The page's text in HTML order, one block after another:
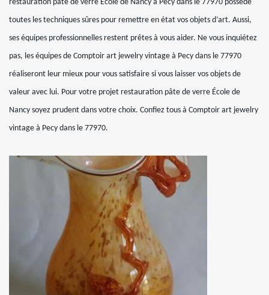
restauration pâte de verre École de Nancy à Pecy dans le 77970 possède
toutes les techniques sûres pour remettre en état vos objets d’art. Aussi,
ses équipes professionnelles restent prêtes à vous aider. Ne vous inquiétez
pas, les équipes de Comptoir art jewelry vintage à Pecy dans le 77970
réaliseront leur mieux pour vous satisfaire si vous laisser vos objets de
valeur avec lui. Pour votre projet restauration pâte de verre École de
Nancy soyez prudent dans votre choix. Confiez tous à Comptoir art jewelry
vintage à Pecy dans le 77970.